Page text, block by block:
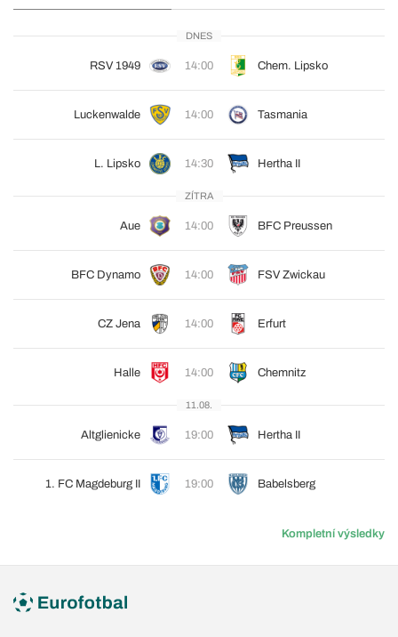
DNES
RSV 1949 14:00 Chem. Lipsko
Luckenwalde 14:00 Tasmania
L. Lipsko 14:30 Hertha II
ZÍTRA
Aue 14:00 BFC Preussen
BFC Dynamo 14:00 FSV Zwickau
CZ Jena 14:00 Erfurt
Halle 14:00 Chemnitz
11.08.
Altglienicke 19:00 Hertha II
1. FC Magdeburg II 19:00 Babelsberg
Kompletní výsledky